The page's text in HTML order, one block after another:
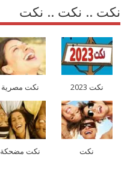
نكت .. نكت .. نكت
نكت 2023 نكت مصرية
نكت نكت مضحكة